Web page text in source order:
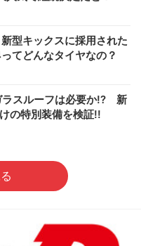
型キックスに採用された
てどんなタイヤなの？
ラスルーフは必要か!? 新
の特別装備を検証!!